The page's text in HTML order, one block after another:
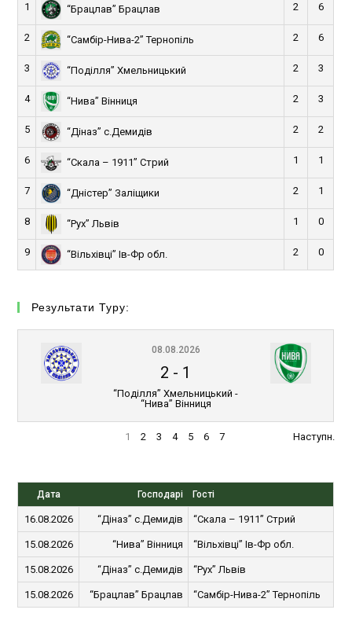
1 “Брацлав” Брацлав 2 6
2 “Самбір-Нива-2” Тернопіль 2 6
3 “Поділля” Хмельницький 2 3
4 “Нива” Вінниця 2 3
5 “Діназ” с.Демидів 2 2
6 “Скала – 1911” Стрий 1 1
7 “Дністер” Заліщики 2 1
8 “Рух” Львів 1 0
9 “Вільхівці” Ів-Фр обл. 2 0
Результати Туру:
08.08.2026
2 - 1
“Поділля” Хмельницький -
“Нива” Вінниця
1 2 3 4 5 6 7 Наступн.
Дата Господарі Гості
16.08.2026 “Діназ” с.Демидів “Скала – 1911” Стрий
15.08.2026 “Нива” Вінниця “Вільхівці” Ів-Фр обл.
15.08.2026 “Діназ” с.Демидів “Рух” Львів
15.08.2026 “Брацлав” Брацлав “Самбір-Нива-2” Тернопіль